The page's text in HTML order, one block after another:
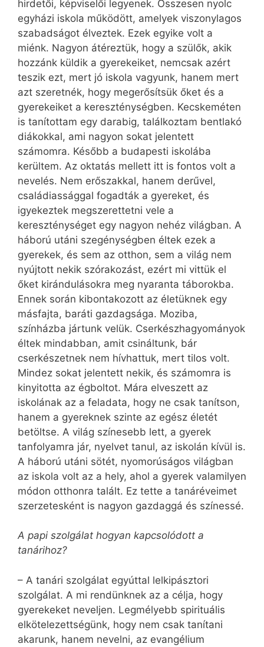
hirdetői, képviselői legyenek. Összesen nyolc
egyházi iskola működött, amelyek viszonylagos
szabadságot élveztek. Ezek egyike volt a
miénk. Nagyon átéreztük, hogy a szülők, akik
hozzánk küldik a gyerekeiket, nemcsak azért
teszik ezt, mert jó iskola vagyunk, hanem mert
azt szeretnék, hogy megerősítsük őket és a
gyerekeiket a kereszténységben. Kecskeméten
is tanítottam egy darabig, találkoztam bentlakó
diákokkal, ami nagyon sokat jelentett
számomra. Később a budapesti iskolába
kerültem. Az oktatás mellett itt is fontos volt a
nevelés. Nem erőszakkal, hanem derűvel,
családiassággal fogadták a gyereket, és
igyekeztek megszerettetni vele a
kereszténységet egy nagyon nehéz világban. A
háború utáni szegénységben éltek ezek a
gyerekek, és sem az otthon, sem a világ nem
nyújtott nekik szórakozást, ezért mi vittük el
őket kirándulásokra meg nyaranta táborokba.
Ennek során kibontakozott az életüknek egy
másfajta, baráti gazdagsága. Moziba,
színházba jártunk velük. Cserkészhagyományok
éltek mind­abban, amit csináltunk, bár
cserkészetnek nem hívhattuk, mert tilos volt.
Mind­ez sokat jelentett nekik, és számomra is
kinyitotta az égboltot. Mára elveszett az
iskolának az a fel­adata, hogy ne csak tanítson,
hanem a gyereknek szinte az egész életét
betöltse. A világ színesebb lett, a gyerek
tanfolyamra jár, nyelvet tanul, az iskolán kívül is.
A háború utáni sötét, nyomorúságos világban
az iskola volt az a hely, ahol a gyerek valamilyen
módon otthonra talált. Ez tette a tanáréveimet
szerzetesként is nagyon gazdaggá és színessé.
A papi szolgálat hogyan kapcsolódott a
tanárihoz?
– A tanári szolgálat egyúttal lelkipásztori
szolgálat. A mi rendünknek az a célja, hogy
gyerekeket neveljen. Legmélyebb spirituális
elkötelezettségünk, hogy nem csak tanítani
akarunk, hanem nevelni, az evangélium